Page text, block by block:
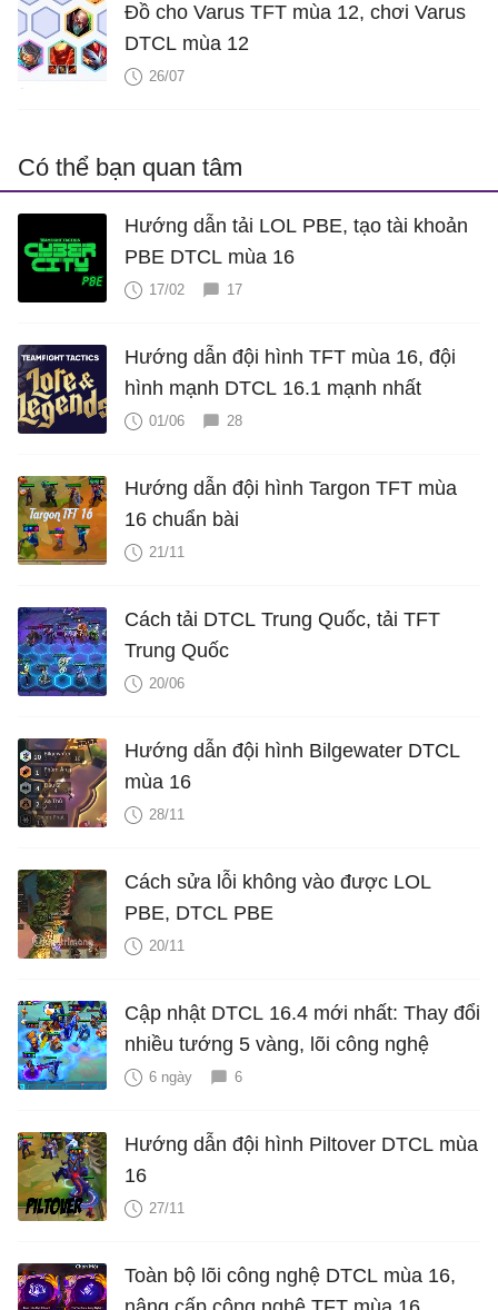
Đồ cho Varus TFT mùa 12, chơi Varus
DTCL mùa 12
26/07
Có thể bạn quan tâm
Hướng dẫn tải LOL PBE, tạo tài khoản
PBE DTCL mùa 16
17/02 17
Hướng dẫn đội hình TFT mùa 16, đội
hình mạnh DTCL 16.1 mạnh nhất
01/06 28
Hướng dẫn đội hình Targon TFT mùa
16 chuẩn bài
21/11
Cách tải DTCL Trung Quốc, tải TFT
Trung Quốc
20/06
Hướng dẫn đội hình Bilgewater DTCL
mùa 16
28/11
Cách sửa lỗi không vào được LOL
PBE, DTCL PBE
20/11
Cập nhật DTCL 16.4 mới nhất: Thay đổi
nhiều tướng 5 vàng, lõi công nghệ
6 ngày 6
Hướng dẫn đội hình Piltover DTCL mùa
16
27/11
Toàn bộ lõi công nghệ DTCL mùa 16,